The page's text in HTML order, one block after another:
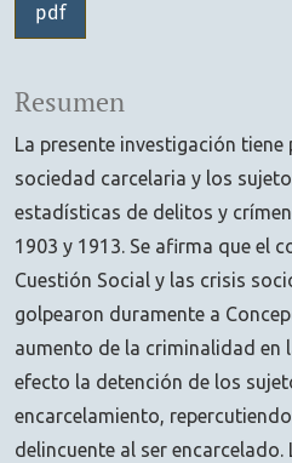
pdf
Resumen
La presente investigación
sociedad carcelaria y los
estadísticas de delitos y
1903 y 1913. Se afirma que el
Cuestión Social y las crisis
golpearon duramente a
aumento de la criminalidad en
efecto la detención de los
encarcelamiento,
delincuente al ser